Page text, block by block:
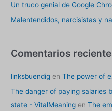
Un truco genial de Google
Malentendidos, narcisistas y
Comentarios
linksbuendig enThe power of
The danger of paying salaries
state - VitalMeaning enThe